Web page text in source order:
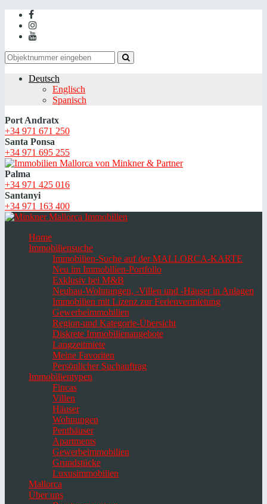
Deutsch
Englisch
Spanisch
Port Andratx
+34 971 671 250
Santa Ponsa
+34 971 695 255
Palma
+34 971 425 016
Santanyi
+34 971 163 400
Home
Immobiliensuche
Immobilien-Suche auf der MALLORCA-KARTE
Neu im Immobilien-Portfolio
Exklusiv bei M&B
Neubau-Wohnungen, -Villen und -Häuser in Anlagen
Immobilien mit Lizenz zur Ferienvermietung
Gewerbeimmobilien
Region-und Kategorie-Übersicht
Diskrete Immobilienangebote
Langzeitmiete
Meine Favoriten
Persönlicher Suchauftrag
Immobilientypen
Fincas
Villen
Häuser
Wohnungen
Penthäuser
Apartments
Gewerbeimmobilien
Grundstücke
Luxusimmobilien
Mallorca
Über uns